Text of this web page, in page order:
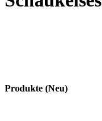
Produkte (Neu)